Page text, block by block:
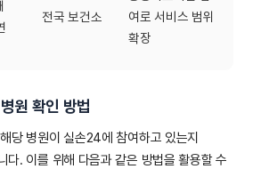
전국 보건소
여로 서비스 범위
확장
원 확인 방법
당 병원이 실손24에 참여하고 있는지
다. 이를 위해 다음과 같은 방법을 활용할 수